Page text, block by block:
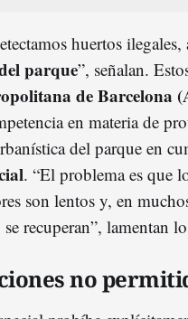
huertos ilegales,
parque”, señalan.
de Barcelona
en materia de
del parque en
. “El problema es que
son lentos y, en
recuperan”, lamentan
no